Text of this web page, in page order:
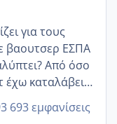
για τους
βαουτσερ ΕΣΠΑ
Από όσο
έχω καταλάβει
όλα τα
του ιδιωτικού
693 εμφανίσεις